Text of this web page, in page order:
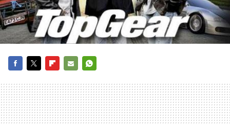
MAIL